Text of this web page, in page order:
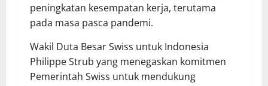
peningkatan kesempatan kerja, terutama
pada masa pasca pandemi.
Wakil Duta Besar Swiss untuk Indonesia
Philippe Strub yang menegaskan komitmen
Pemerintah Swiss untuk mendukung